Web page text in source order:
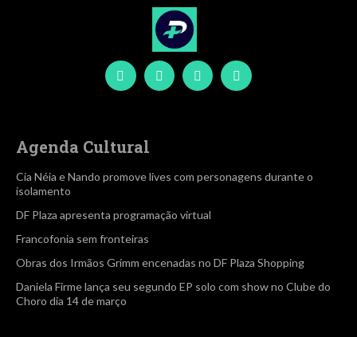
Agenda Cultural
Cia Néia e Nando promove lives com personagens durante o
isolamento
DF Plaza apresenta programação virtual
Francofonia sem fronteiras
Obras dos Irmãos Grimm encenadas no DF Plaza Shopping
Daniela Firme lança seu segundo EP solo com show no Clube do
Choro dia 14 de março